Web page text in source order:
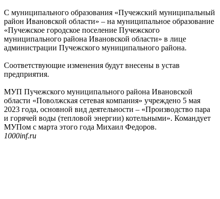
С муниципального образования «Пучежский муниципальный
район Ивановской области» – на муниципальное образование
«Пучежское городское поселение Пучежского
муниципального района Ивановской области» в лице
администрации Пучежского муниципального района.
Соответствующие изменения будут внесены в устав
предприятия.
МУП Пучежского муниципального района Ивановской
области «Поволжская сетевая компания» учреждено 5 мая
2023 года, основной вид деятельности – «Производство пара
и горячей воды (тепловой энергии) котельными». Командует
МУПом с марта этого года Михаил Федоров.
1000inf.ru